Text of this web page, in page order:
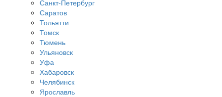
Санкт-Петербург
Саратов
Тольятти
Томск
Тюмень
Ульяновск
Уфа
Хабаровск
Челябинск
Ярославль